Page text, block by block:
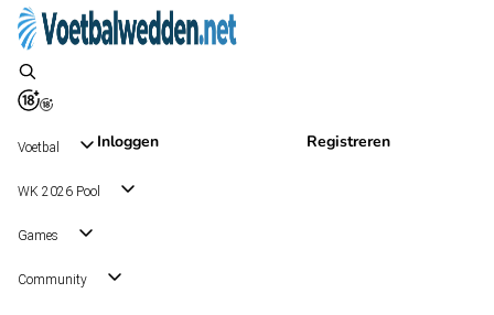
Inloggen Registreren
Voetbal
WK 2026 Pool
Games
Community